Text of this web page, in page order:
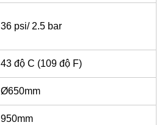
36 psi/ 2.5 bar
43 độ C (109 độ F)
Ø650mm
950mm